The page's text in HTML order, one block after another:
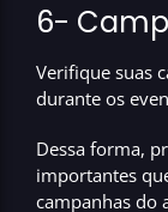
6-
Verifique suas
durante os
Dessa forma,
importantes
campanhas do